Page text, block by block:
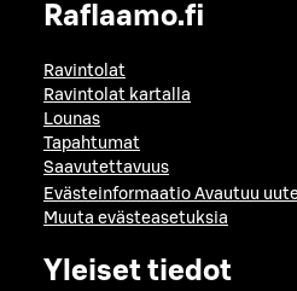
Raflaamo.fi
Ravintolat
Ravintolat kartalla
Lounas
Tapahtumat
Saavutettavuus
Evästeinformaatio Avautuu
Muuta evästeasetuksia
Yleiset tiedot